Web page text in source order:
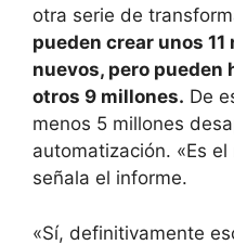
otra serie de
pueden crear unos
nuevos, pero pueden
otros 9 millones. De
menos 5 millones
automatización. «Es
señala el informe.
«Sí, definitivamente